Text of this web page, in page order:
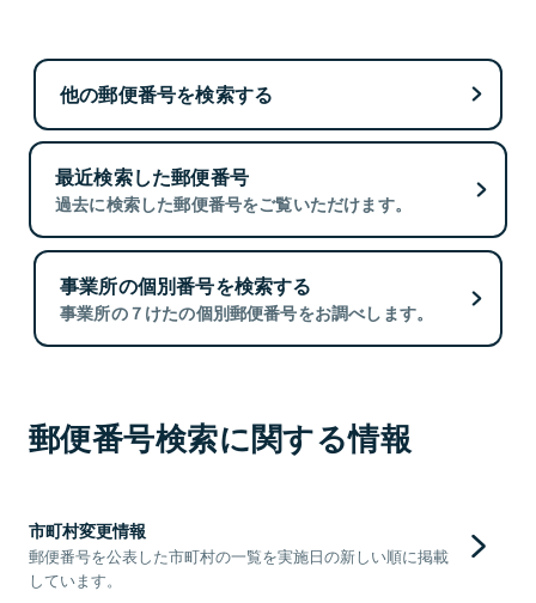
他の郵便番号を検索する
最近検索した郵便番号
過去に検索した郵便番号をご覧いただけます。
事業所の個別番号を検索する
事業所の７けたの個別郵便番号をお調べします。
郵便番号検索に関する情報
市町村変更情報
郵便番号を公表した市町村の一覧を実施日の新しい順に掲載
しています。